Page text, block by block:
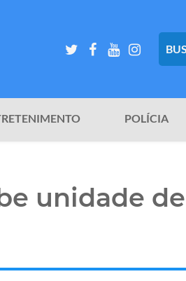
POLÍCIA
unidade de